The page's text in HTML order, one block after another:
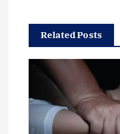
c
ó
n
Related Posts